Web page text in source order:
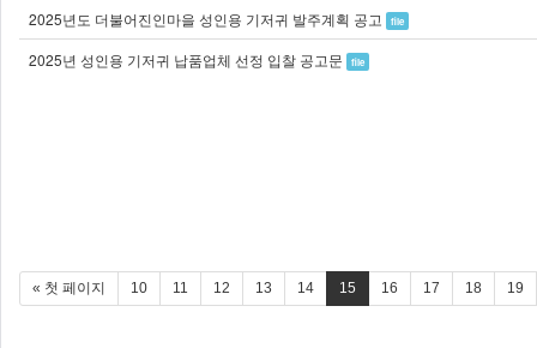
2025년도 더불어진인마을 성인용 기저귀 발주계획 공고 file
2025년 성인용 기저귀 납품업체 선정 입찰 공고문 file
« 첫 페이지 10 11 12 13 14 15 16 17 18 19